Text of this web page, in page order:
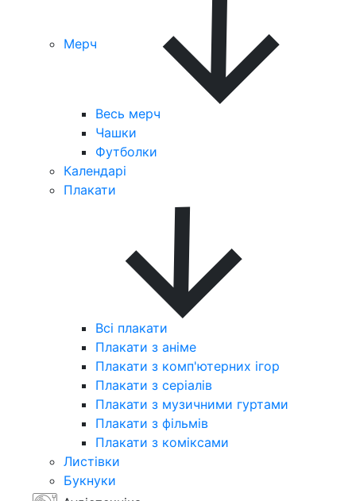
Мерч
Весь мерч
Чашки
Футболки
Календарі
Плакати
Всі плакати
Плакати з аніме
Плакати з комп'ютерних ігор
Плакати з серіалів
Плакати з музичними гуртами
Плакати з фільмів
Плакати з коміксами
Листівки
Букнуки